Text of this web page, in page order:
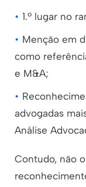
• 1.º lugar no
• Menção em
como
e M&A;
•
advogadas
Análise
Contudo, não